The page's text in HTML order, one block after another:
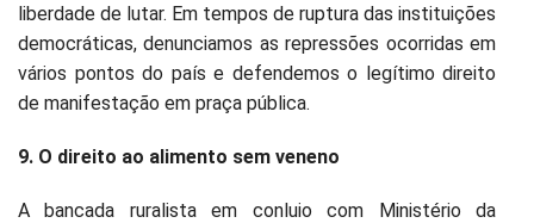
liberdade de lutar. Em tempos de ruptura das instituições
democráticas, denunciamos as repressões ocorridas em
vários pontos do país e defendemos o legítimo direito
de manifestação em praça pública.
9. O direito ao alimento sem veneno
A bancada ruralista em conluio com Ministério da